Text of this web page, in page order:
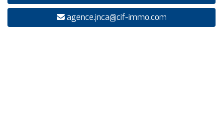
agence.jnca@cif-immo.com